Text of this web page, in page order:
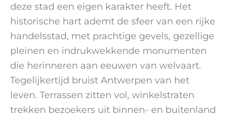
deze stad een eigen karakter heeft. Het
historische hart ademt de sfeer van een rijke
handelsstad, met prachtige gevels, gezellige
pleinen en indrukwekkende monumenten
die herinneren aan eeuwen van welvaart.
Tegelijkertijd bruist Antwerpen van het
leven. Terrassen zitten vol, winkelstraten
trekken bezoekers uit binnen- en buitenland